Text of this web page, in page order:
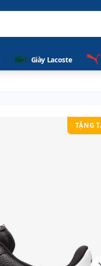
Giày Lacoste
TẶNG